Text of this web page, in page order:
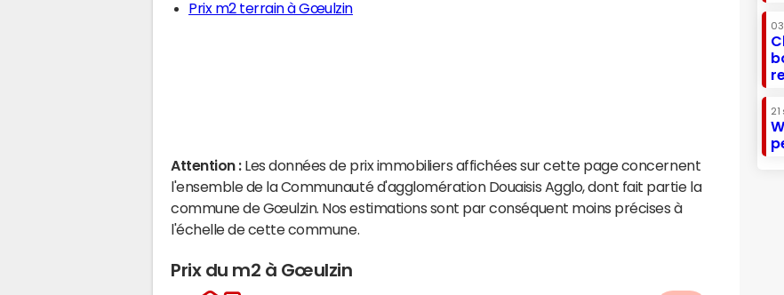
Prix m2 terrain à Gœulzin
Attention : Les données de prix immobiliers affichées sur cette page concernent
l'ensemble de la Communauté d'agglomération Douaisis Agglo, dont fait partie la
commune de Gœulzin. Nos estimations sont par conséquent moins précises à
l'échelle de cette commune.
Prix du m2 à Gœulzin
21